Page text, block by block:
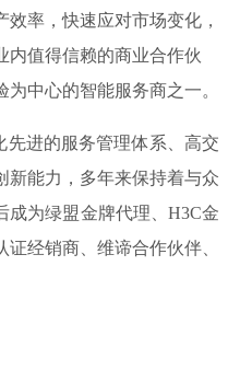
率，快速应对市场变化，
内值得信赖的商业合作伙
中心的智能服务商之一。
进的服务管理体系、高交
新能力，多年来保持着与众
成为绿盟金牌代理、H3C金
经销商、维谛合作伙伴、